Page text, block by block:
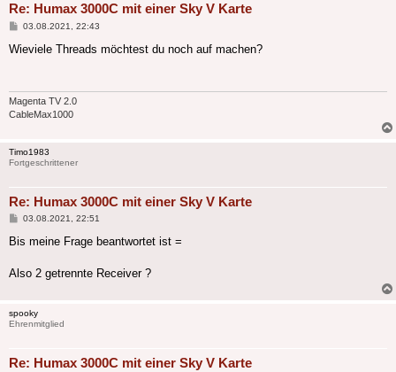
Re: Humax 3000C mit einer Sky V Karte
Beitrag
03.08.2021, 22:43
Wieviele Threads möchtest du noch auf machen?
Magenta TV 2.0
CableMax1000
Timo1983
Fortgeschrittener
Re: Humax 3000C mit einer Sky V Karte
Beitrag
03.08.2021, 22:51
Bis meine Frage beantwortet ist =
Also 2 getrennte Receiver ?
spooky
Ehrenmitglied
Re: Humax 3000C mit einer Sky V Karte